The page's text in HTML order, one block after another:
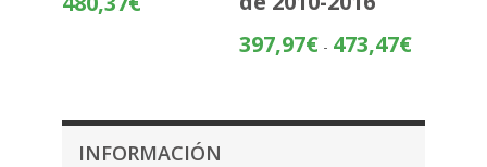
hasta
480,37€
397,97€ - 473,47€Rango
INFORMACIÓN